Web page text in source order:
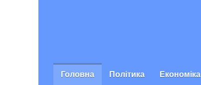
Головна Політика Економіка